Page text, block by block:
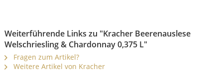
Weiterführende Links zu "Kracher Beerenauslese
Welschriesling & Chardonnay 0,375 L"
Fragen zum Artikel?
Weitere Artikel von Kracher